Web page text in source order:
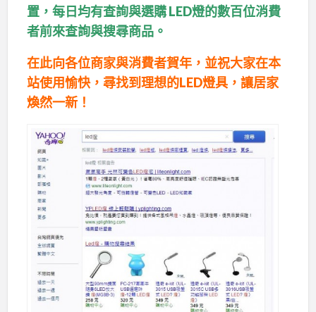
置，每日均有查詢與選購 LED燈的數百位消費
者前來查詢與搜尋商品。
在此向各位商家與消費者賀年，並祝大家在本
站使用愉快，尋找到理想的LED燈具，讓居家
煥然一新！